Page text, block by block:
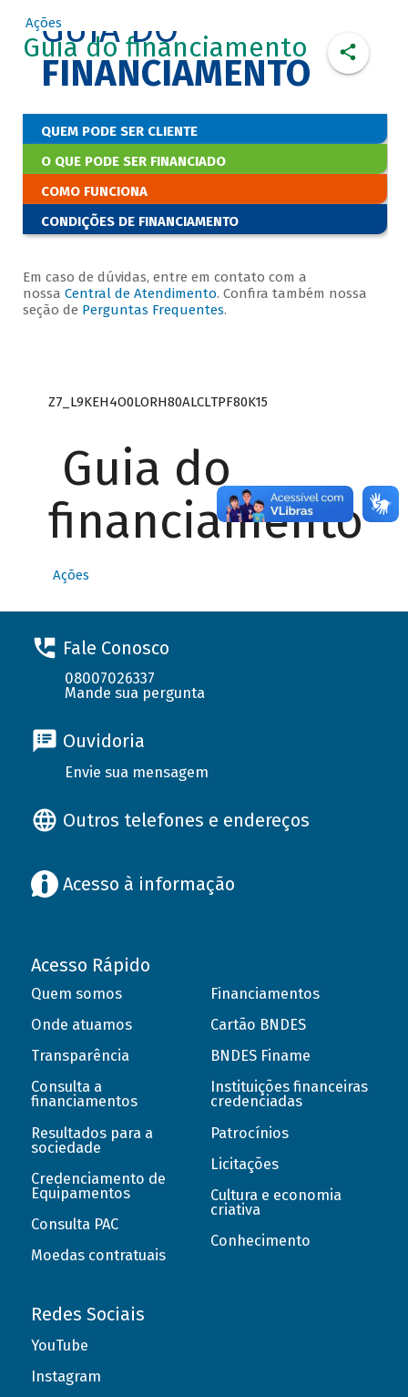
Ações
Guia do financiamento
GUIA DO
FINANCIAMENTO
QUEM PODE SER CLIENTE
O QUE PODE SER FINANCIADO
COMO FUNCIONA
CONDIÇÕES DE FINANCIAMENTO
Em caso de dúvidas, entre em contato com a
nossa Central de Atendimento. Confira também nossa
seção de Perguntas Frequentes.
Z7_L9KEH4O0LORH80ALCLTPF80K15
Guia do
financiamento
Ações
Fale Conosco
08007026337
Mande sua pergunta
Ouvidoria
Envie sua mensagem
Outros telefones e endereços
Acesso à informação
Acesso Rápido
Quem somos
Onde atuamos
Transparência
Consulta a
financiamentos
Resultados para a
sociedade
Credenciamento de
Equipamentos
Consulta PAC
Moedas contratuais
Financiamentos
Cartão BNDES
BNDES Finame
Instituições financeiras
credenciadas
Patrocínios
Licitações
Cultura e economia
criativa
Conhecimento
Redes Sociais
YouTube
Instagram